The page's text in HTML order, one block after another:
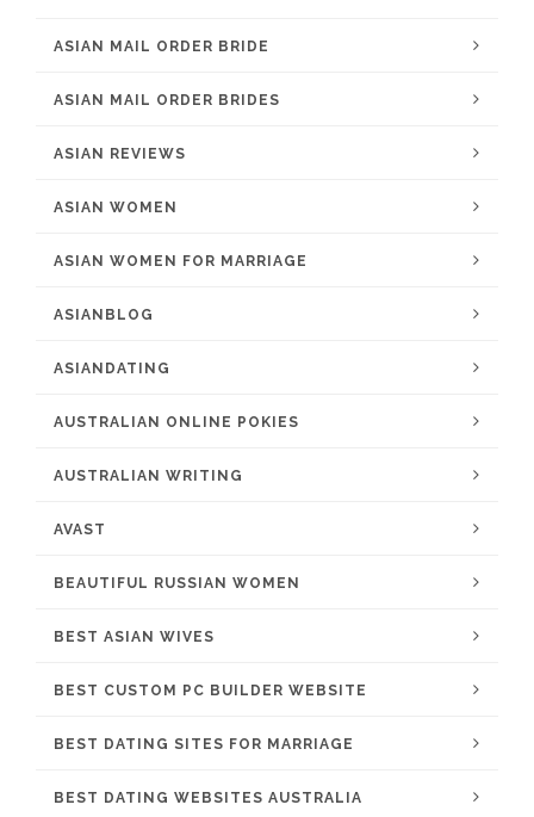
ASIAN MAIL ORDER BRIDE
ASIAN MAIL ORDER BRIDES
ASIAN REVIEWS
ASIAN WOMEN
ASIAN WOMEN FOR MARRIAGE
ASIANBLOG
ASIANDATING
AUSTRALIAN ONLINE POKIES
AUSTRALIAN WRITING
AVAST
BEAUTIFUL RUSSIAN WOMEN
BEST ASIAN WIVES
BEST CUSTOM PC BUILDER WEBSITE
BEST DATING SITES FOR MARRIAGE
BEST DATING WEBSITES AUSTRALIA